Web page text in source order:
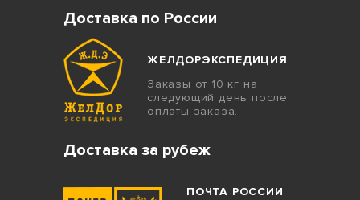
Доставка по России
ЖЕЛДОРЭКСПЕДИЦИЯ
Заказы от 10 кг на
следующий день после
оплаты заказа.
Доставка за рубеж
ПОЧТА РОССИИ